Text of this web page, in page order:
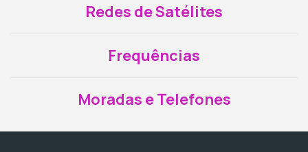
Redes de Satélites
Frequências
Moradas e Telefones